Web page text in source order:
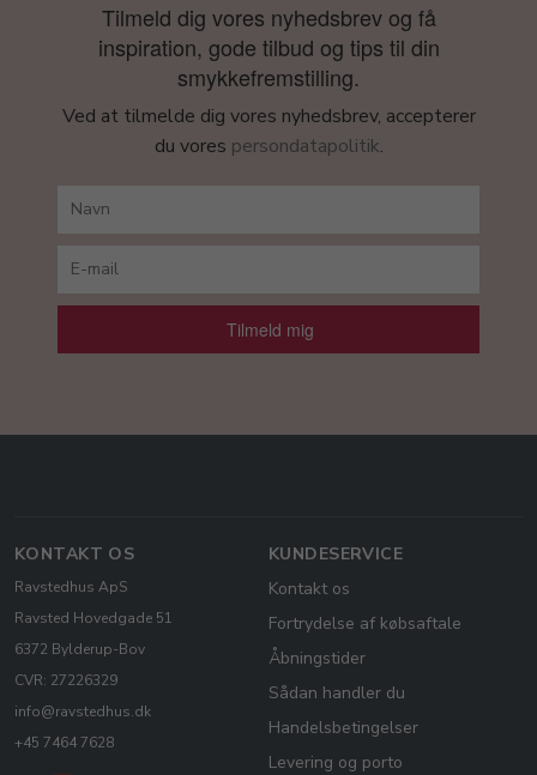
Tilmeld dig vores nyhedsbrev og få
inspiration, gode tilbud og tips til din
smykkefremstilling.
Ved at tilmelde dig vores nyhedsbrev, accepterer
du vores persondatapolitik.
Tilmeld mig
KONTAKT OS
Ravstedhus ApS
Ravsted Hovedgade 51
6372 Bylderup-Bov
CVR: 27226329
info@ravstedhus.dk
+45 7464 7628
KUNDESERVICE
Kontakt os
Fortrydelse af købsaftale
Åbningstider
Sådan handler du
Handelsbetingelser
Levering og porto